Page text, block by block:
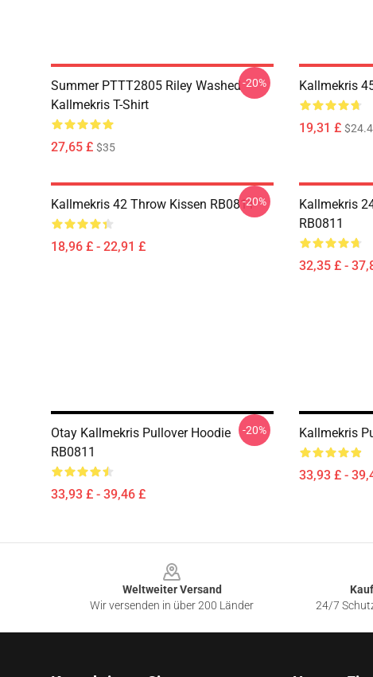
Summer PTTT2805 Riley Washed
Kallmekris T-Shirt
27,65 £ $35
-20% Kallmekris
19,31 £
Kallmekris 42 Throw Kissen RB0811
18,96 £ - 22,91 £
-20%
Kallmekris
RB0811
32,35 £ -
Otay Kallmekris Pullover Hoodie
RB0811
33,93 £ - 39,46 £
-20% Kallmekris
33,93 £ -
Weltweiter Versand
Wir versenden in über 200 Länder
24/7